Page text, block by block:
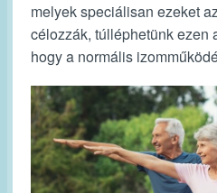
melyek speciálisan ezeket
célozzák, túlléphetünk ezen
hogy a normális